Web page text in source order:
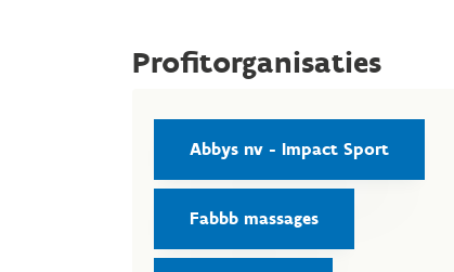
Profitorganisaties
Abbys nv - Impact Sport
Fabbb massages